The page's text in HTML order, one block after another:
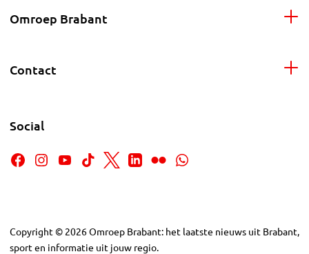
Omroep Brabant
Contact
Social
Copyright © 2026Omroep Brabant: het laatste nieuws uit Brabant,
sport en informatie uit jouw regio.